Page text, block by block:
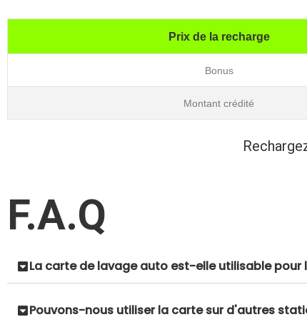
Prix de la recharge
Bonus
Montant crédité
F.A.Q
La carte de lavage auto est-elle utilisable pour
Pouvons-nous utiliser la carte sur d'autres